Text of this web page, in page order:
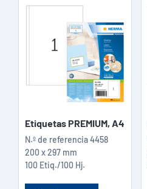
Etiquetas PREMIUM, A4
N.º de referencia4458
200 x 297 mm
100 Etiq./100 Hj.